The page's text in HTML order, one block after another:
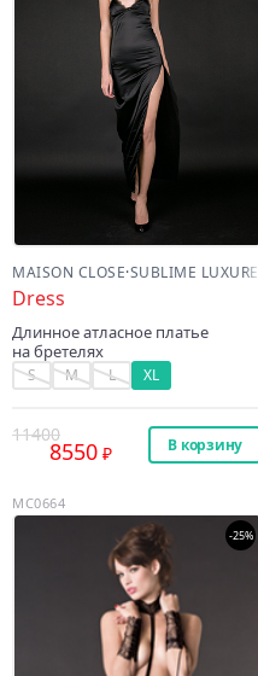
MAISON CLOSE·SUBLIME LUXURE
Dress
Длинное атласное платье
на бретелях
S M L XL
11400
8550 В корзину
MC0664
-25%